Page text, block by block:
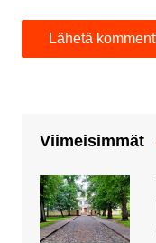
Viimeisimmät